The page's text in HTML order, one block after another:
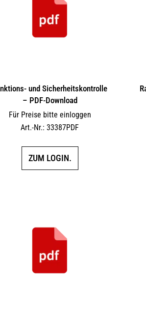
und Sicherheitskontrolle
– PDF-Download
Für Preise bitte einloggen
Art.-Nr.: 33387PDF
ZUM LOGIN.